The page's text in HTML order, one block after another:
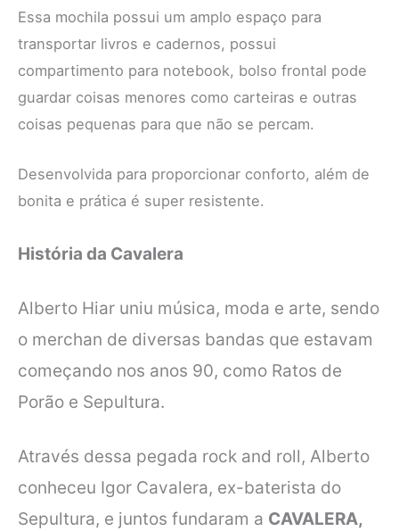
Essa mochila possui um amplo espaço para
transportar livros e cadernos, possui
compartimento para notebook, bolso frontal pode
guardar coisas menores como carteiras e outras
coisas pequenas para que não se percam.
Desenvolvida para proporcionar conforto, além de
bonita e prática é super resistente.
História da Cavalera
Alberto Hiar uniu música, moda e arte, sendo
o merchan de diversas bandas que estavam
começando nos anos 90, como Ratos de
Porão e Sepultura.
Através dessa pegada rock and roll, Alberto
conheceu Igor Cavalera, ex-baterista do
Sepultura, e juntos fundaram a CAVALERA,